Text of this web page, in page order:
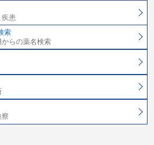
患
索
らの薬名検索
察